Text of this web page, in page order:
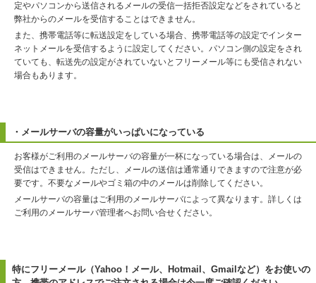
定やパソコンから送信されるメールの受信一括拒否設定などをされていると
弊社からのメールを受信することはできません。
また、携帯電話等に転送設定をしている場合、携帯電話等の設定でインター
ネットメールを受信するように設定してください。パソコン側の設定をされ
ていても、転送先の設定がされていないとフリーメール等にも受信されない
場合もあります。
・メールサーバの容量がいっぱいになっている
お客様がご利用のメールサーバの容量が一杯になっている場合は、メールの
受信はできません。ただし、メールの送信は通常通りできますので注意が必
要です。不要なメールやゴミ箱の中のメールは削除してください。
メールサーバの容量はご利用のメールサーバによって異なります。詳しくは
ご利用のメールサーバ管理者へお問い合せください。
特にフリーメール（Yahoo！メール、Hotmail、Gmailなど）をお使いの